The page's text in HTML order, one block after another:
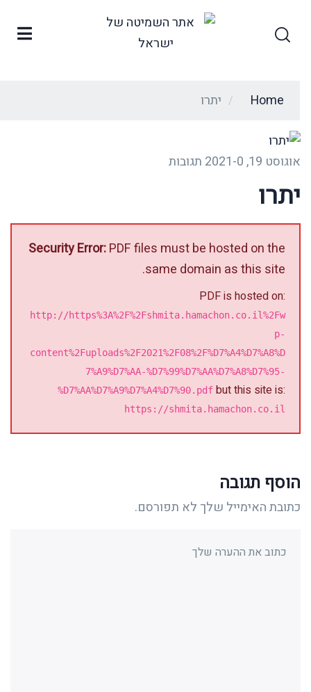
Home
/ יתרו
אוגוסט 19, 2021 -0 תגובות
יתרו
Security Error:PDF files must be hosted on the
same domain as this site.
PDF is hosted on:
http://https%3A%2F%2Fshmita.hamachon.co.il%2Fw
p-
content%2Fuploads%2F2021%2F08%2F%D7%A4%D7%A8%D
7%A9%D7%AA-%D7%99%D7%AA%D7%A8%D7%95-
%D7%AA%D7%A9%D7%A4%D7%90.pdf but this site is:
https://shmita.hamachon.co.il
הוסף תגובה
כתובת האימייל שלך לא תפורסם.